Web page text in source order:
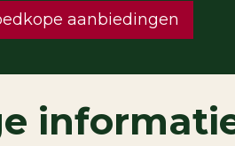
aanbiedingen